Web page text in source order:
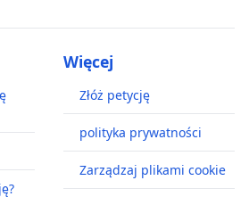
Więcej
Złóż petycję
polityka prywatności
Zarządzaj plikami cookie